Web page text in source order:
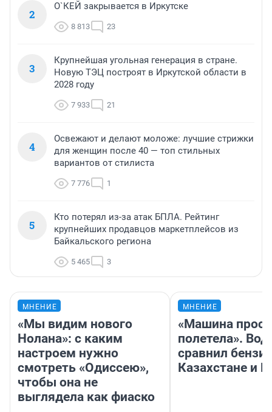
2
О`КЕЙ закрывается в Иркутске
8 813 23
3
Крупнейшая угольная генерация в стране.
Новую ТЭЦ построят в Иркутской области в
2028 году
7 933 21
4
Освежают и делают моложе: лучшие стрижки
для женщин после 40 — топ стильных
вариантов от стилиста
7 776 1
5
Кто потерял из-за атак БПЛА. Рейтинг
крупнейших продавцов маркетплейсов из
Байкальского региона
5 465 3
МНЕНИЕ
«Мы видим нового
Нолана»: с каким
настроем нужно
смотреть «Одиссею»,
чтобы она не
выглядела как фиаско
МНЕНИЕ
«Машина
полетела».
сравнил
Казахстане и